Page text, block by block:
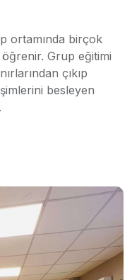
ortamında birçok
Grup eğitimi
çıkıp
besleyen